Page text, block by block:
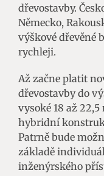
dřevostavby.
Německo,
výškové dřevěné
rychleji.
Až začne platit
dřevostavby do
vysoké 18 až
hybridní
Patrně bude
základě
inženýrského